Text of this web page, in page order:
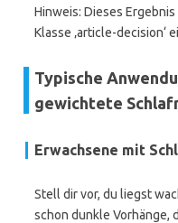
Hinweis: Dieses
Klasse ‚article-decision‘
Typische
gewichtete
Erwachsene mit
Stell dir vor, du liegst
schon dunkle Vorhänge,